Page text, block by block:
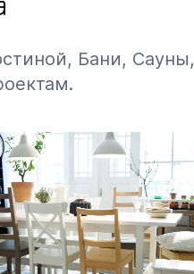
Бани, Сауны,